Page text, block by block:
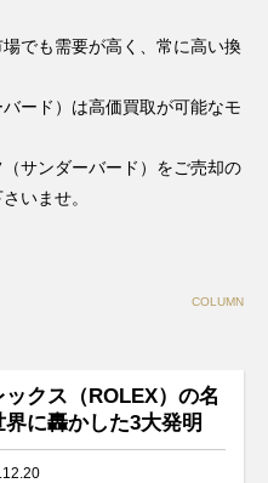
でも需要が高く、常に高い換
ード）は高価買取が可能なモ
サンダーバード）をご売却の
いませ。
COLUMN
ックス（ROLEX）の名
界に轟かした3大発明